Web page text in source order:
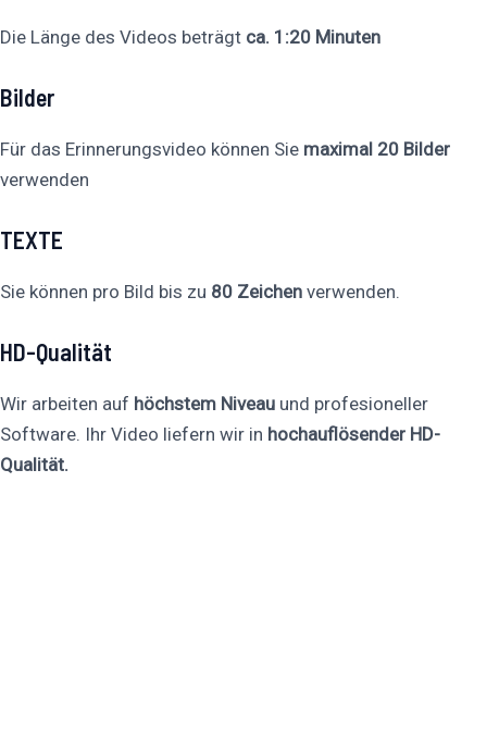
Die Länge des Videos beträgt ca. 1:20 Minuten
Bilder
Für das Erinnerungsvideo können Sie maximal 20 Bilder
verwenden
TEXTE
Sie können pro Bild bis zu 80 Zeichen verwenden.
HD-Qualität
Wir arbeiten auf höchstem Niveau und profesioneller
Software. Ihr Video liefern wir in hochauflösender HD-
Qualität.